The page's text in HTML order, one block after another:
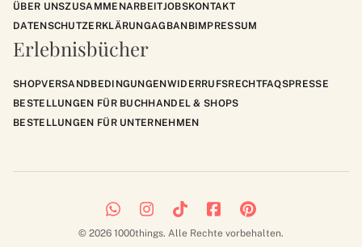
ÜBER UNSZUSAMMENARBEITJOBSKONTAKT
DATENSCHUTZERKLÄRUNGAGBANBIMPRESSUM
Erlebnisbücher
SHOPVERSANDBEDINGUNGENWIDERRUFSRECHTFAQSPRESSE
BESTELLUNGEN FÜR BUCHHANDEL & SHOPS
BESTELLUNGEN FÜR UNTERNEHMEN
© 2026 1000things. Alle Rechte vorbehalten.